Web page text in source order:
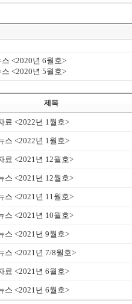
<2020년 6월호>
<2020년 5월호>
제목
료 <2022년 1월호>
스 <2022년 1월호>
료 <2021년 12월호>
스 <2021년 12월호>
스 <2021년 11월호>
스 <2021년 10월호>
스 <2021년 9월호>
스 <2021년 7/8월호>
료 <2021년 6월호>
스 <2021년 6월호>